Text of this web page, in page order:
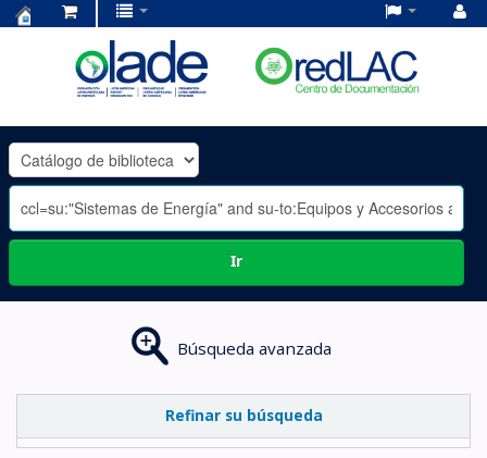
OLADE
-
Ir
Búsqueda avanzada
Refinar su búsqueda